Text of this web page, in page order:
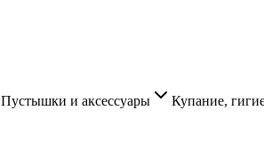
Пустышки и аксессуары Купание,